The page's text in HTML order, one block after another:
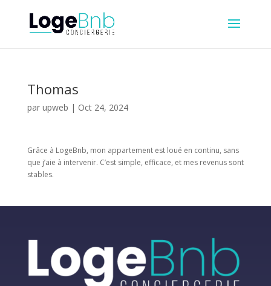
Thomas
par upweb | Oct 24, 2024
Grâce à LogeBnb, mon appartement est loué en continu, sans
que j’aie à intervenir. C’est simple, efficace, et mes revenus sont
stables.